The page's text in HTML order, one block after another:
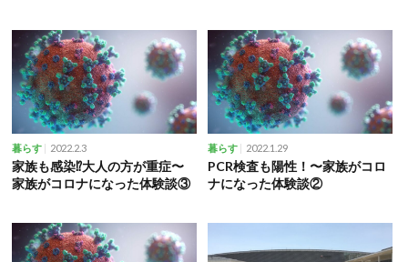
暮らす 2022.2.3
家族も感染⁉大人の方が重症〜
家族がコロナになった体験談③
暮らす 2022.1.29
PCR検査も陽性！〜家族がコロ
ナになった体験談②